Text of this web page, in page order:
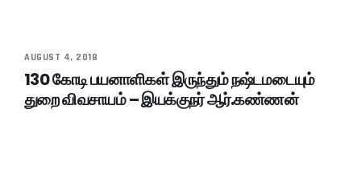
AUGUST 4, 2018
130 கோடி பயனாளிகள் இருந்தும் நஷ்டமடையும்
துறை விவசாயம் – இயக்குநர் ஆர்.கண்ணன்